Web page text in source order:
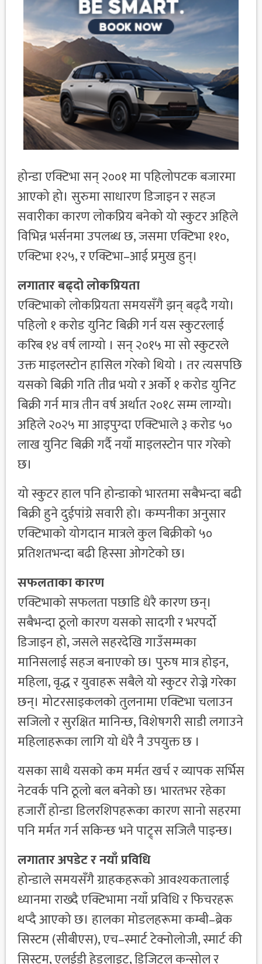
होन्डा एक्टिभा सन् २००१ मा पहिलोपटक बजारमा
आएको हो। सुरुमा साधारण डिजाइन र सहज
सवारीका कारण लोकप्रिय बनेको यो स्कुटर अहिले
विभिन्न भर्सनमा उपलब्ध छ, जसमा एक्टिभा ११०,
एक्टिभा १२५, र एक्टिभा–आई प्रमुख हुन्।
लगातार बढ्दो लोकप्रियता
एक्टिभाको लोकप्रियता समयसँगै झन् बढ्दै गयो।
पहिलो १ करोड युनिट बिक्री गर्न यस स्कुटरलाई
करिब १४ वर्ष लाग्यो । सन् २०१५ मा सो स्कुटरले
उक्त माइलस्टोन हासिल गरेको थियो । तर त्यसपछि
यसको बिक्री गति तीव्र भयो र अर्को १ करोड युनिट
बिक्री गर्न मात्र तीन वर्ष अर्थात २०१८ सम्म लाग्यो।
अहिले २०२५ मा आइपुग्दा एक्टिभाले ३ करोड ५०
लाख युनिट बिक्री गर्दै नयाँ माइलस्टोन पार गरेको
छ।
यो स्कुटर हाल पनि होन्डाको भारतमा सबैभन्दा बढी
बिक्री हुने दुईपांग्रे सवारी हो। कम्पनीका अनुसार
एक्टिभाको योगदान मात्रले कुल बिक्रीको ५०
प्रतिशतभन्दा बढी हिस्सा ओगटेको छ।
सफलताका कारण
एक्टिभाको सफलता पछाडि धेरै कारण छन्।
सबैभन्दा ठूलो कारण यसको सादगी र भरपर्दो
डिजाइन हो, जसले सहरदेखि गाउँसम्मका
मानिसलाई सहज बनाएको छ। पुरुष मात्र होइन,
महिला, वृद्ध र युवाहरू सबैले यो स्कुटर रोज्ने गरेका
छन्। मोटरसाइकलको तुलनामा एक्टिभा चलाउन
सजिलो र सुरक्षित मानिन्छ, विशेषगरी साडी लगाउने
महिलाहरूका लागि यो धेरै नै उपयुक्त छ ।
यसका साथै यसको कम मर्मत खर्च र व्यापक सर्भिस
नेटवर्क पनि ठूलो बल बनेको छ। भारतभर रहेका
हजारौँ होन्डा डिलरशिपहरूका कारण सानो सहरमा
पनि मर्मत गर्न सकिन्छ भने पाट्र्स सजिलै पाइन्छ।
लगातार अपडेट र नयाँ प्रविधि
होन्डाले समयसँगै ग्राहकहरूको आवश्यकतालाई
ध्यानमा राख्दै एक्टिभामा नयाँ प्रविधि र फिचरहरू
थप्दै आएको छ। हालका मोडलहरूमा कम्बी–ब्रेक
सिस्टम (सीबीएस), एच–स्मार्ट टेक्नोलोजी, स्मार्ट की
सिस्टम, एलईडी हेडलाइट, डिजिटल कन्सोल र